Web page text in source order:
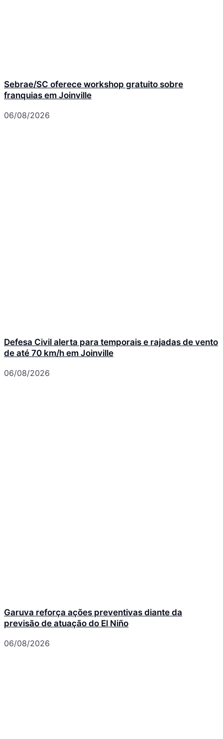
Sebrae/SC oferece workshop gratuito sobre
franquias em Joinville
06/08/2026
Defesa Civil alerta para temporais e rajadas de vento
de até 70 km/h em Joinville
06/08/2026
Garuva reforça ações preventivas diante da
previsão de atuação do El Niño
06/08/2026